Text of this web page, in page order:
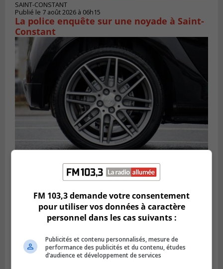
SAINT-CONSTANT
Publié le 7 août 2026 à 06h15
La police enquête sur une noyade à Saint-
Constant
Publié le 6 août 2026 à 11h58
Des jeunes ciblent la Montérégie pour
le Défi écrou de roue
FM 103,3 demande votre consentement
pour utiliser vos données à caractère
personnel dans les cas suivants :
Publicités et contenu personnalisés, mesure de
performance des publicités et du contenu, études
d’audience et développement de services